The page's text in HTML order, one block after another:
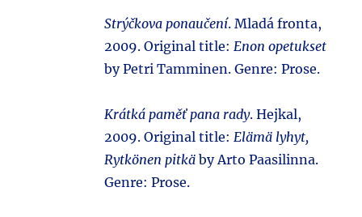
Strýčkova ponaučení. Mladá fronta,
2009. Original title:Enon opetukset
by Petri Tamminen. Genre: Prose.
Krátká paměť pana rady. Hejkal,
2009. Original title:Elämä lyhyt,
Rytkönen pitkä by Arto Paasilinna.
Genre: Prose.